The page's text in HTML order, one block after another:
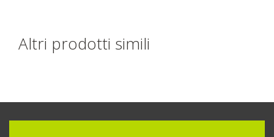
Altri prodotti simili